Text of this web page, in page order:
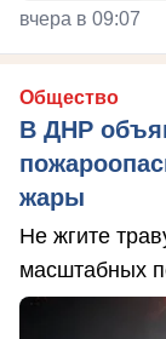
вчера в 09:07
Общество
В ДНР
жары
Не жгите
масштабных